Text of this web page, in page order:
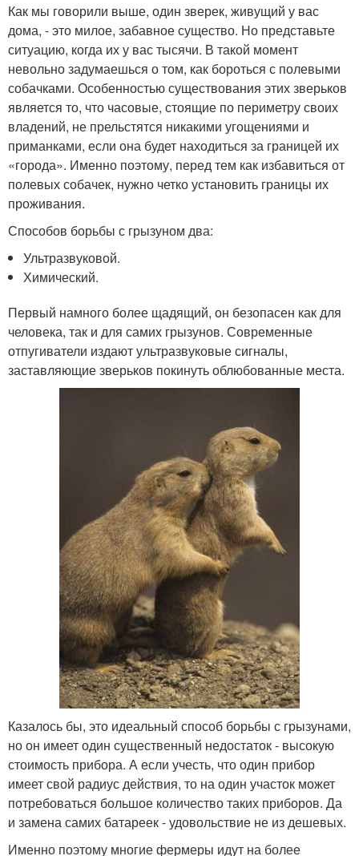
Как мы говорили выше, один зверек, живущий у вас
дома, - это милое, забавное существо. Но представьте
ситуацию, когда их у вас тысячи. В такой момент
невольно задумаешься о том, как бороться с полевыми
собачками. Особенностью существования этих зверьков
является то, что часовые, стоящие по периметру своих
владений, не прельстятся никакими угощениями и
приманками, если она будет находиться за границей их
«города». Именно поэтому, перед тем как избавиться от
полевых собачек, нужно четко установить границы их
проживания.
Способов борьбы с грызуном два:
Ультразвуковой.
Химический.
Первый намного более щадящий, он безопасен как для
человека, так и для самих грызунов. Современные
отпугиватели издают ультразвуковые сигналы,
заставляющие зверьков покинуть облюбованные места.
Казалось бы, это идеальный способ борьбы с грызунами,
но он имеет один существенный недостаток - высокую
стоимость прибора. А если учесть, что один прибор
имеет свой радиус действия, то на один участок может
потребоваться большое количество таких приборов. Да
и замена самих батареек - удовольствие не из дешевых.
Именно поэтому многие фермеры идут на более